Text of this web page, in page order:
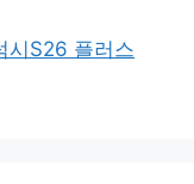
시S26 플러스